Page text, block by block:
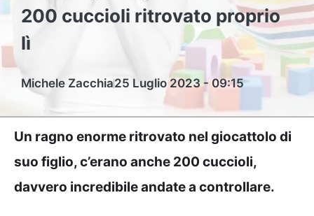
200 cuccioli ritrovato proprio
lì
Michele Zacchia25 Luglio 2023 - 09:15
Un ragno enorme ritrovato nel giocattolo di
suo figlio, c’erano anche 200 cuccioli,
davvero incredibile andate a controllare.